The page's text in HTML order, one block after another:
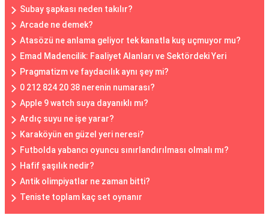
Subay şapkası neden takılır?
Arcade ne demek?
Atasözü ne anlama geliyor tek kanatla kuş uçmuyor mu?
Emad Madencilik: Faaliyet Alanları ve Sektördeki Yeri
Pragmatizm ve faydacılık aynı şey mi?
0 212 824 20 38 nerenin numarası?
Apple 9 watch suya dayanıklı mı?
Ardıç suyu ne işe yarar?
Karaköyün en güzel yeri neresi?
Futbolda yabancı oyuncu sınırlandırılması olmalı mı?
Hafif şaşılık nedir?
Antik olimpiyatlar ne zaman bitti?
Teniste toplam kaç set oynanır